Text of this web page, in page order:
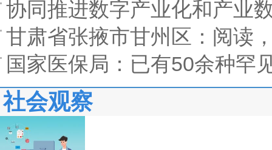
协同推进数字产业化和产业
甘肃省张掖市甘州区：阅读
国家医保局：已有50余种罕
社会观察